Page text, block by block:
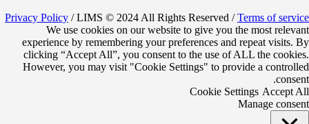
Privacy Policy / LIMS © 2024 All Rights Reserved /Terms of service
We use cookies on our website to give you the most relevant
experience by remembering your preferences and repeat visits. By
clicking “Accept All”, you consent to the use of ALL the cookies.
However, you may visit "Cookie Settings" to provide a controlled
consent.
Cookie Settings Accept All
Manage consent